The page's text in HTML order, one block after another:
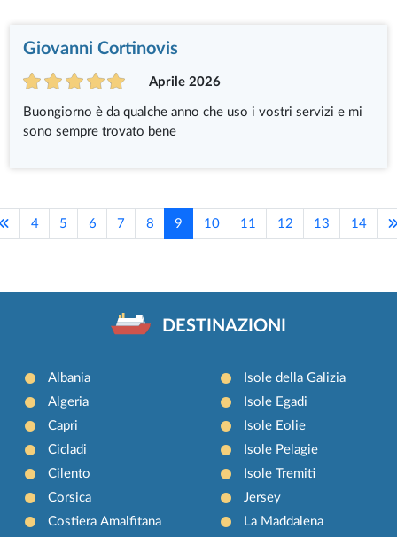
Giovanni Cortinovis
Aprile 2026
Buongiorno è da qualche anno che uso i vostri servizi e mi
sono sempre trovato bene
4 5 6 7 8 9 10 11 12 13 14
DESTINAZIONI
Albania
Algeria
Capri
Cicladi
Cilento
Corsica
Costiera Amalfitana
Isole della Galizia
Isole Egadi
Isole Eolie
Isole Pelagie
Isole Tremiti
Jersey
La Maddalena